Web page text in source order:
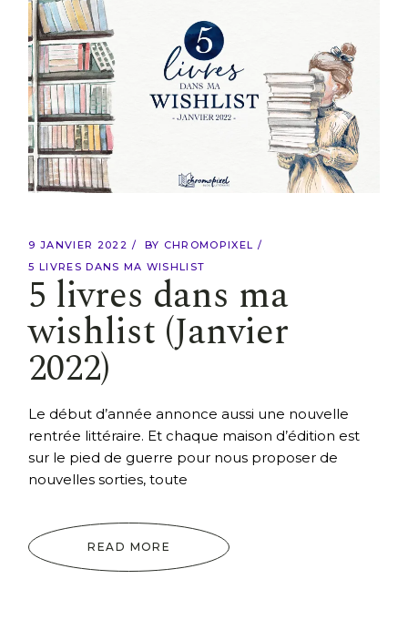
9 JANVIER 2022 BY CHROMOPIXEL
5 LIVRES DANS MA WISHLIST
5 livres dans ma
wishlist (Janvier
2022)
Le début d’année annonce aussi une nouvelle
rentrée littéraire. Et chaque maison d’édition est
sur le pied de guerre pour nous proposer de
nouvelles sorties, toute
READ MORE